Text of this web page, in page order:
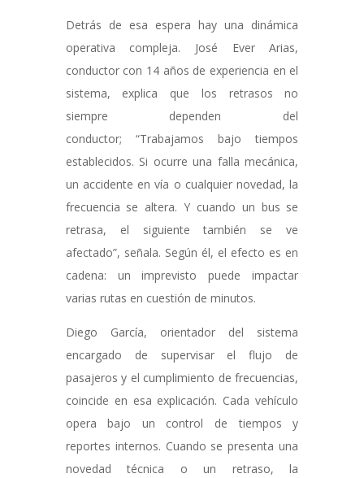
Detrás de esa espera hay una dinámica
operativa compleja. José Ever Arias,
conductor con 14 años de experiencia en el
sistema, explica que los retrasos no
siempre dependen del
conductor; “Trabajamos bajo tiempos
establecidos. Si ocurre una falla mecánica,
un accidente en vía o cualquier novedad, la
frecuencia se altera. Y cuando un bus se
retrasa, el siguiente también se ve
afectado”, señala. Según él, el efecto es en
cadena: un imprevisto puede impactar
varias rutas en cuestión de minutos.
Diego García, orientador del sistema
encargado de supervisar el flujo de
pasajeros y el cumplimiento de frecuencias,
coincide en esa explicación. Cada vehículo
opera bajo un control de tiempos y
reportes internos. Cuando se presenta una
novedad técnica o un retraso, la